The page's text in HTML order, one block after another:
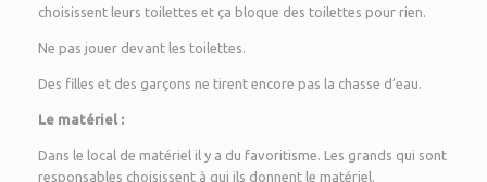
choisissent leurs toilettes et ça bloque des toilettes pour rien.
Ne pas jouer devant les toilettes.
Des filles et des garçons ne tirent encore pas la chasse d’eau.
Le matériel :
Dans le local de matériel il y a du favoritisme. Les grands qui sont
responsables choisissent à qui ils donnent le matériel.